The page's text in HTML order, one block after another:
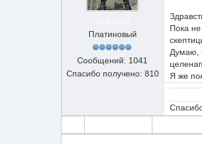
Платиновый
Сообщений: 1041
Спасибо получено: 810
Пока не
Думаю,
Я же